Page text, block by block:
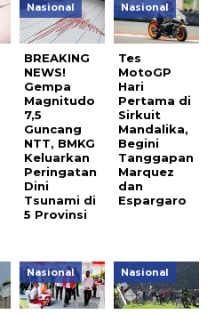
Nasional
BREAKING
NEWS!
Gempa
Magnitudo
7,5
Guncang
NTT, BMKG
Keluarkan
Peringatan
Dini
Tsunami di
5 Provinsi
Nasional
Tes
MotoGP
Hari
Pertama di
Sirkuit
Mandalika,
Begini
Tanggapan
Marquez
dan
Espargaro
Nasional Nasional